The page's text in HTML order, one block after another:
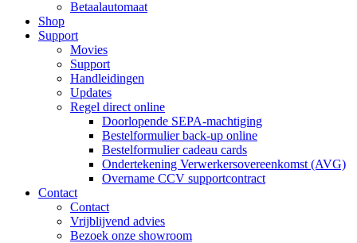
Betaalautomaat
Shop
Support
Movies
Support
Handleidingen
Updates
Regel direct online
Doorlopende SEPA-machtiging
Bestelformulier back-up online
Bestelformulier cadeau cards
Ondertekening Verwerkersovereenkomst (AVG)
Overname CCV supportcontract
Contact
Contact
Vrijblijvend advies
Bezoek onze showroom